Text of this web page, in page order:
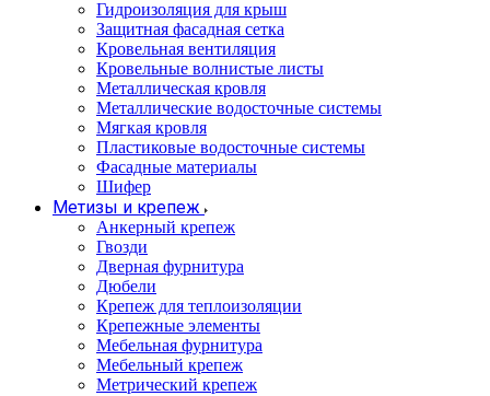
Гидроизоляция для крыш
Защитная фасадная сетка
Кровельная вентиляция
Кровельные волнистые листы
Металлическая кровля
Металлические водосточные системы
Мягкая кровля
Пластиковые водосточные системы
Фасадные материалы
Шифер
Метизы и крепеж
Анкерный крепеж
Гвозди
Дверная фурнитура
Дюбели
Крепеж для теплоизоляции
Крепежные элементы
Мебельная фурнитура
Мебельный крепеж
Метрический крепеж